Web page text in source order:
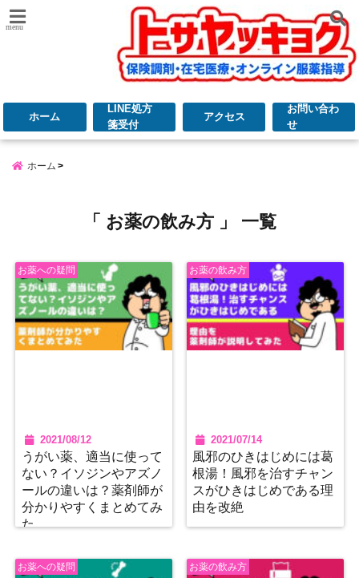
menu
ホーム
LINE処方
箋受付
アクセス
お問い合わ
せ
ホーム
「 お薬の飲み方 」 一覧
お薬への疑問
2021/08/12
うがい薬、適当に使って
ない？イソジンやアズノ
ールの違いは？薬剤師が
分かりやすくまとめてみ
た
お薬の飲み方
2021/07/14
風邪のひきはじめには葛
根湯！風邪を治すチャン
スがひきはじめである理
由を改絶
お薬への疑問 お薬の飲み方